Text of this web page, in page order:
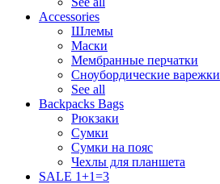
Accessories
Шлемы
Маски
Мембранные перчатки
Сноубордические варежки
See all
Backpacks Bags
Рюкзаки
Сумки
Сумки на пояс
Чехлы для планшета
SALE 1+1=3